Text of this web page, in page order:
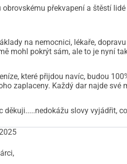
přečtení,
fotografie a nemocniční
https://docs.google.com/
obrovskému překvapení a štěstí
na nemocnici, lékaře,
mohl pokrýt sám, ale to je nyní
které přijdou navíc, budou
zaplaceny. Každý dar najde své
děkuji.....nedokážu slovy vyjádřit,